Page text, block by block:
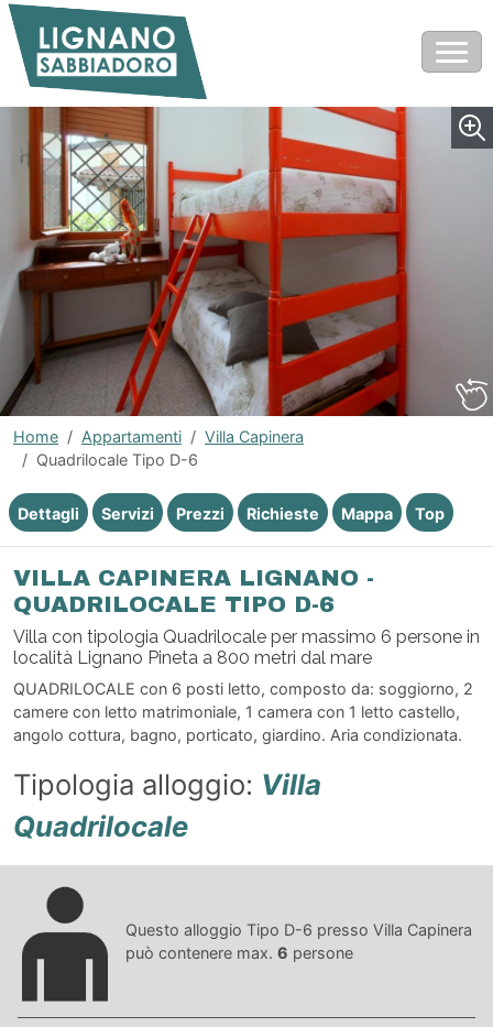
Home Appartamenti
Villa Capinera
Quadrilocale Tipo D-6
VILLA CAPINERA LIGNANO -
QUADRILOCALE TIPO D-6
Villa con tipologia Quadrilocale per massimo 6 persone in
località Lignano Pineta a 800 metri dal mare
QUADRILOCALE con 6 posti letto, composto da: soggiorno, 2
camere con letto matrimoniale, 1 camera con 1 letto castello,
angolo cottura, bagno, porticato, giardino. Aria condizionata.
Dettagli Servizi Prezzi Richieste Mappa Top
Tipologia alloggio: Villa
Quadrilocale
Questo alloggio Tipo D-6 presso Villa Capinera
può contenere max. 6 persone